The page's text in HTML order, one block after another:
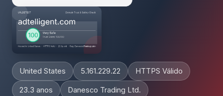
United States 5.161.229.22 HTTPS Válido
23.3 anos Danesco Trading Ltd.